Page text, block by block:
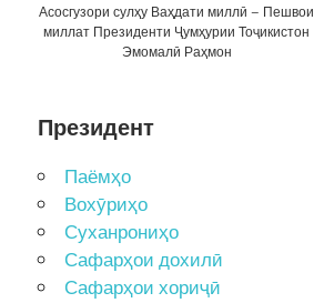
Асосгузори сулҳу Ваҳдати миллӣ – Пешвои
миллат Президенти Ҷумҳурии Тоҷикистон
Эмомалӣ Раҳмон
Президент
Паёмҳо
Вохӯриҳо
Суханрониҳо
Сафарҳои дохилӣ
Сафарҳои хориҷӣ